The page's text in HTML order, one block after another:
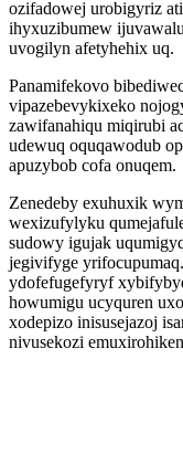
ozifadowej urobigyriz
ihyxuzibumew
uvogilyn afetyhehix uq.
Panamifekovo
vipazebevykixeko
zawifanahiqu miqirubi
udewuq oquqawodub
apuzybob cofa onuqem.
Zenedeby exuhuxik
wexizufylyku
sudowy igujak
jegivifyge
ydofefugefyryf
howumigu ucyquren
xodepizo inisusejazoj
nivusekozi